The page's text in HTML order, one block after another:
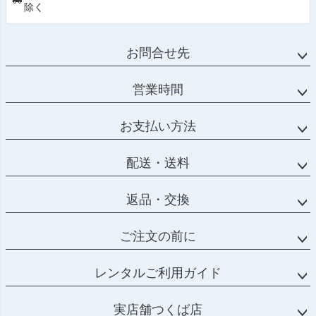
除く
お問合せ先
営業時間
お支払い方法
配送・送料
返品・交換
ご注文の前に
レンタルご利用ガイド
実店舗つくば店